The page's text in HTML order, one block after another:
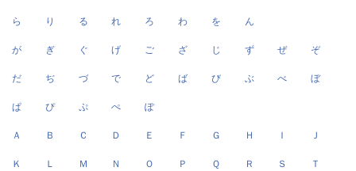
ら り る れ ろ わ を ん
が ぎ ぐ げ ご ざ じ ず ぜ ぞ
だ ぢ づ で ど ば び ぶ べ ぼ
ぱ ぴ ぷ ぺ ぽ
Ａ Ｂ Ｃ Ｄ Ｅ Ｆ Ｇ Ｈ Ｉ Ｊ
Ｋ Ｌ Ｍ Ｎ Ｏ Ｐ Ｑ Ｒ Ｓ Ｔ